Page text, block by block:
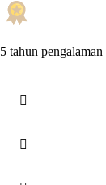
5 tahun pengalaman

